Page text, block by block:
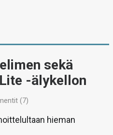
sekä
-älykellon
(7)
hieman